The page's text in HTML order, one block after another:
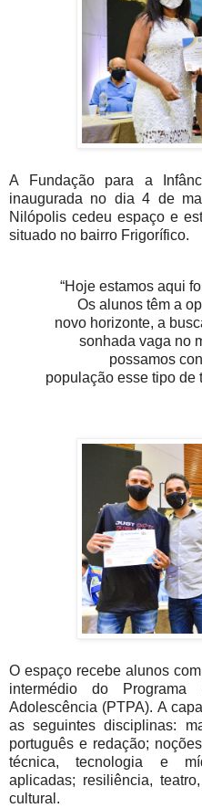
A Fundação para a
inaugurada no dia 4 de
Nilópolis cedeu espaço e
situado no bairro Frigorífico.
“Hoje estamos aqui
Os alunos têm a
novo horizonte, a
sonhada vaga no
possamos
população esse tipo de
O espaço recebe alunos
intermédio do
Adolescência (PTPA). A
as seguintes disciplinas:
português e redação;
técnica, tecnologia e
aplicadas; resiliência,
cultural.